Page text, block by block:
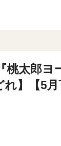
桃太郎ヨ
】【5月